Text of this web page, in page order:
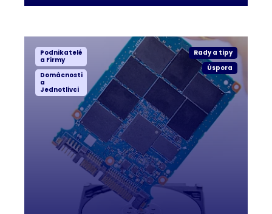
Podnikatelé
a Firmy
Domácnosti
a
Jednotlivci
Rady a tipy
Úspora